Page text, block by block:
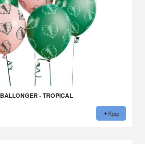
BALLONGER - TROPICAL
Kjøp